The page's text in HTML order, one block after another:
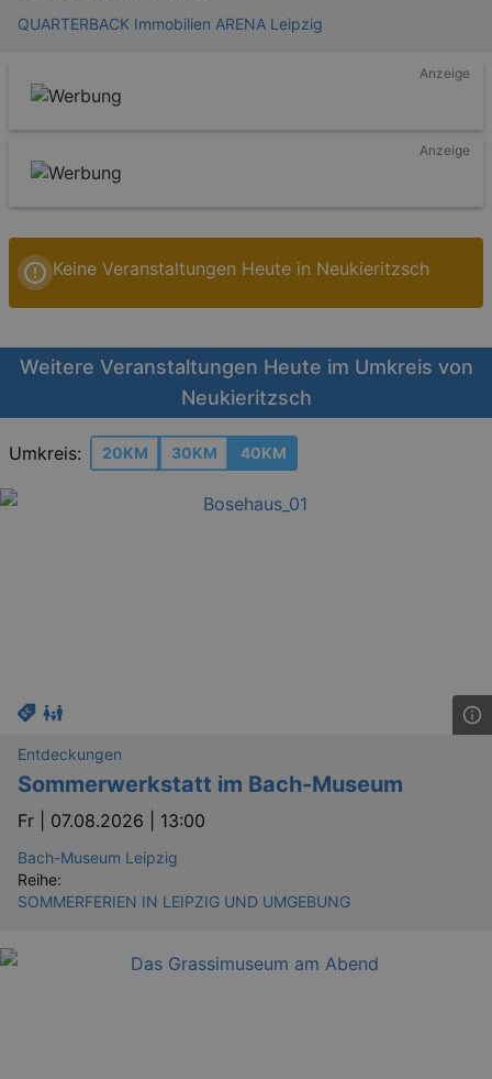
QUARTERBACK Immobilien ARENA Leipzig
Anzeige
Anzeige
Keine Veranstaltungen Heute in Neukieritzsch
Weitere Veranstaltungen Heute im Umkreis von
Neukieritzsch
Umkreis: 20KM 30KM 40KM
Entdeckungen
Sommerwerkstatt im Bach-Museum
Fr | 07.08.2026 | 13:00
Bach-Museum Leipzig
Reihe:
SOMMERFERIEN IN LEIPZIG UND UMGEBUNG